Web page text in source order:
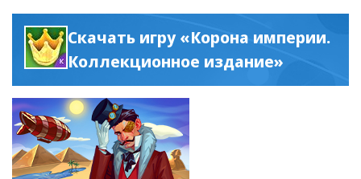
Скачать игру «Корона империи.
Коллекционное издание»